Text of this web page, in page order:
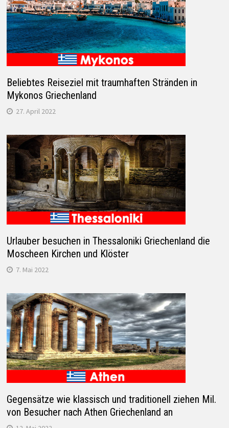
Beliebtes Reiseziel mit traumhaften Stränden in
Mykonos Griechenland
27. April 2022
Urlauber besuchen in Thessaloniki Griechenland die
Moscheen Kirchen und Klöster
7. Mai 2022
Gegensätze wie klassisch und traditionell ziehen Mil.
von Besucher nach Athen Griechenland an